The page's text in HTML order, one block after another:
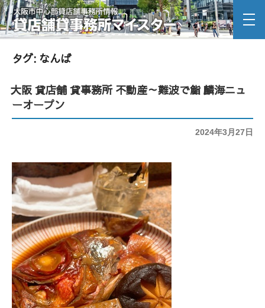
タグ: なんば
投
2024年3月27日
大阪 貸店舗 貸事務所 不動産～難波で鮨 麟海ニュ
ーオープン